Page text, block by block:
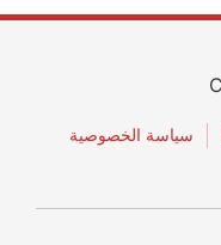
سياسة الخصوصية